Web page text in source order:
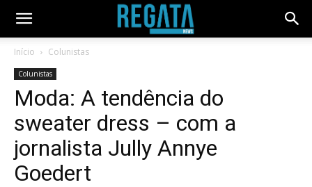
Início Colunistas
Colunistas
Moda: A tendência do
sweater dress – com a
jornalista Jully Annye
Goedert